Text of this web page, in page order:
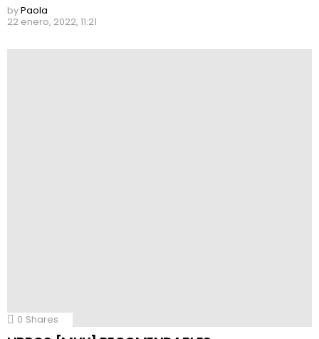
byPaola
22 enero, 2022, 11:21
0 Shares